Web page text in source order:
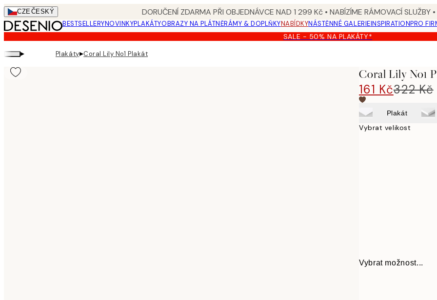
Skip
to
main
content.
CZEČESKÝ DORUČENÍ ZDARMA PŘI OBJEDNÁVCE NAD 1 299 Kč • NABÍZÍME RÁMOVACÍ SLUŽBY
BESTSELLERYNOVINKYPLAKÁTYOBRAZY NA PLÁTNĚRÁMY & DOPLŇKYNABÍDKYNÁSTĚNNÉ GALERIEINSPIRATIONPRO
SALE - 50% NA PLAKÁTY*
▸ Plakáty▸Coral Lily No1 Plakát
Coral Lily No1
161 Kč322 Kč
Plakát
Vybrat velikost
Vybrat možnost...